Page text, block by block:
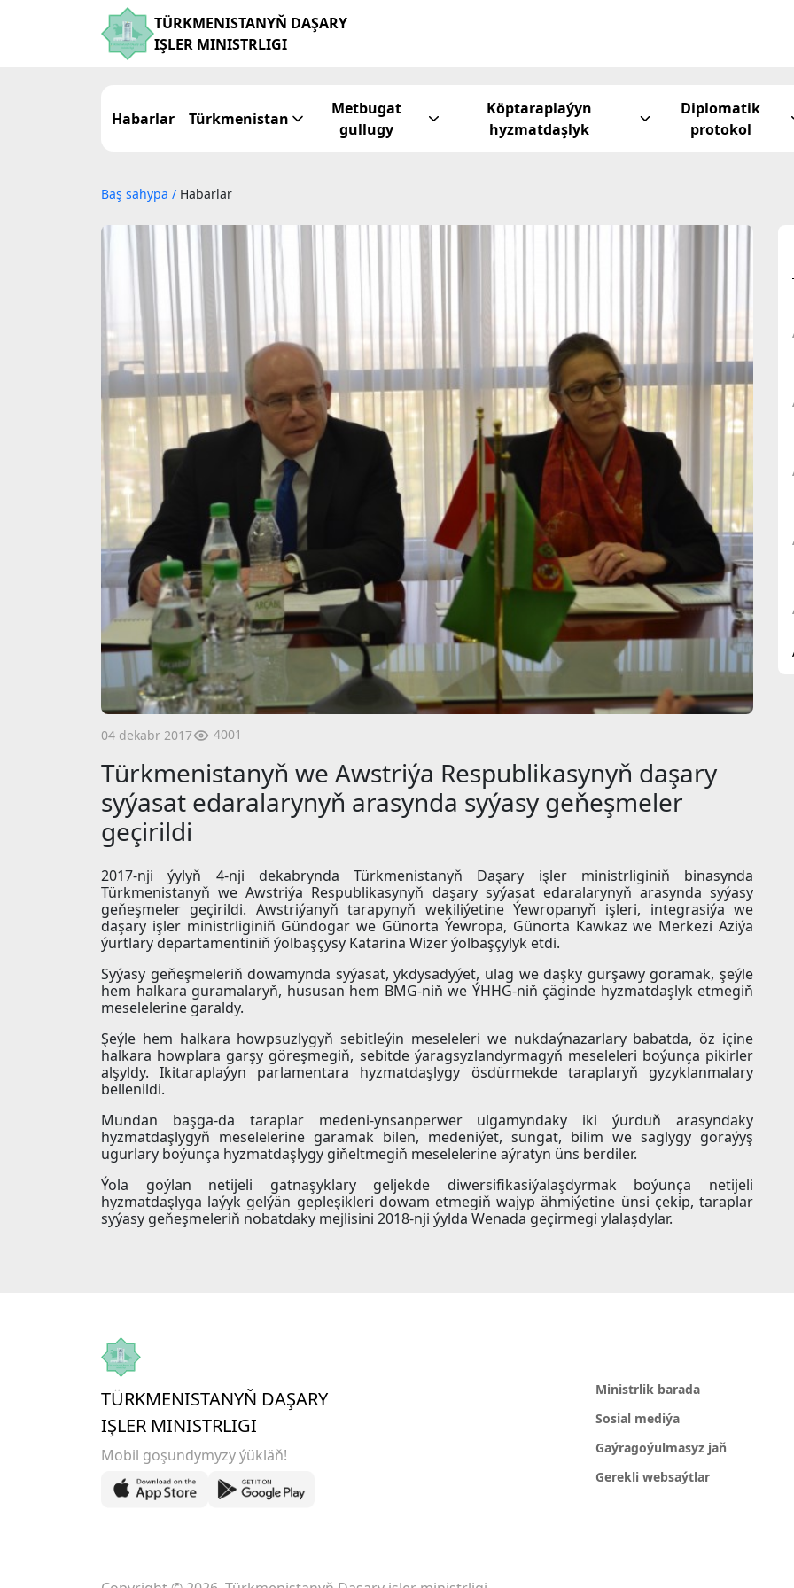
TÜRKMENISTANYŇ DAŞARY
IŞLER MINISTRLIGI
Habarlar Türkmenistan
Metbugat
gullugy
Köptaraplaýyn
hyzmatdaşlyk
Diplomatik
protokol
Baş sahypa / Habarlar
04 dekabr 2017 4001
Türkmenistanyň we Awstriýa Respublikasynyň daşary
syýasat edaralarynyň arasynda syýasy geňeşmeler
geçirildi
2017-nji ýylyň 4-nji dekabrynda Türkmenistanyň Daşary işler ministrliginiň binasynda
Türkmenistanyň we Awstriýa Respublikasynyň daşary syýasat edaralarynyň arasynda syýasy
geňeşmeler geçirildi. Awstriýanyň tarapynyň wekiliýetine Ýewropanyň işleri, integrasiýa we
daşary işler ministrliginiň Gündogar we Günorta Ýewropa, Günorta Kawkaz we Merkezi Aziýa
ýurtlary departamentiniň ýolbaşçysy Katarina Wizer ýolbaşçylyk etdi.
Syýasy geňeşmeleriň dowamynda syýasat, ykdysadyýet, ulag we daşky gurşawy goramak, şeýle
hem halkara guramalaryň, hususan hem BMG-niň we ÝHHG-niň çäginde hyzmatdaşlyk etmegiň
meselelerine garaldy.
Şeýle hem halkara howpsuzlygyň sebitleýin meseleleri we nukdaýnazarlary babatda, öz içine
halkara howplara garşy göreşmegiň, sebitde ýaragsyzlandyrmagyň meseleleri boýunça pikirler
alşyldy. Ikitaraplaýyn parlamentara hyzmatdaşlygy ösdürmekde taraplaryň gyzyklanmalary
bellenildi.
Mundan başga-da taraplar medeni-ynsanperwer ulgamyndaky iki ýurduň arasyndaky
hyzmatdaşlygyň meselelerine garamak bilen, medeniýet, sungat, bilim we saglygy goraýyş
ugurlary boýunça hyzmatdaşlygy giňeltmegiň meselelerine aýratyn üns berdiler.
Ýola goýlan netijeli gatnaşyklary geljekde diwersifikasiýalaşdyrmak boýunça netijeli
hyzmatdaşlyga laýyk gelýän gepleşikleri dowam etmegiň wajyp ähmiýetine ünsi çekip, taraplar
syýasy geňeşmeleriň nobatdaky mejlisini 2018-nji ýylda Wenada geçirmegi ylalaşdylar.
TÜRKMENISTANYŇ DAŞARY
IŞLER MINISTRLIGI
Mobil goşundymyzy ýükläň!
Ministrlik barada
Sosial mediýa
Gaýragoýulmasyz jaň
Gerekli websaýtlar